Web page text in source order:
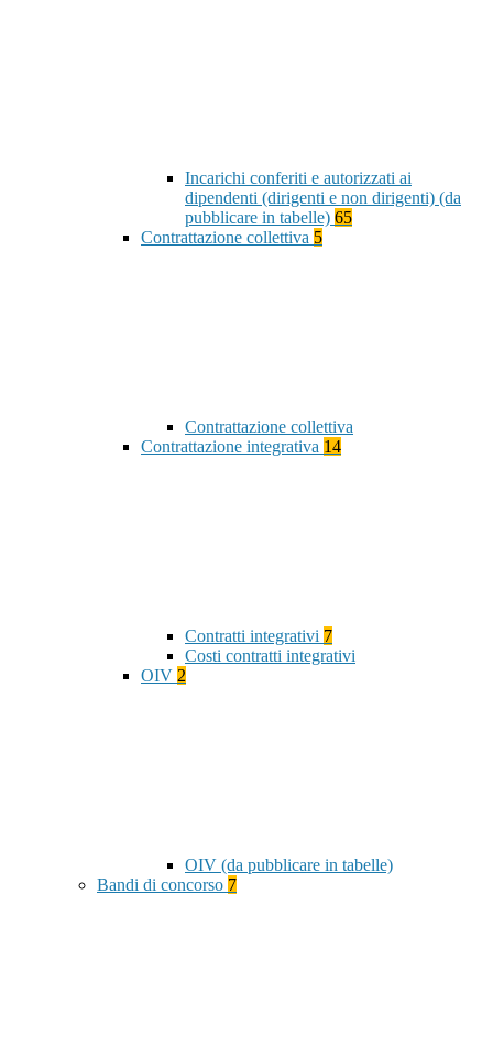
Incarichi conferiti e autorizzati ai
dipendenti (dirigenti e non dirigenti) (da
pubblicare in tabelle) 65
Contrattazione collettiva 5
Contrattazione collettiva
Contrattazione integrativa 14
Contratti integrativi 7
Costi contratti integrativi
OIV 2
OIV (da pubblicare in tabelle)
Bandi di concorso 7